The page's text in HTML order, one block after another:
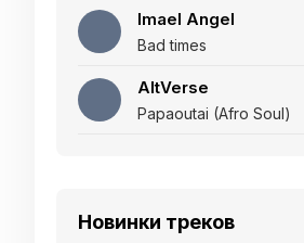
Imael Angel
Bad times
AltVerse
Papaoutai (Afro Soul)
Новинки треков